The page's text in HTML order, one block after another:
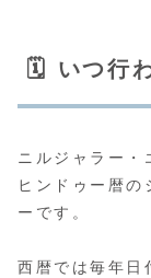
🗓️ いつ行
ニルジャラー・
ヒンドゥー暦の
ーです。
西暦では毎年日